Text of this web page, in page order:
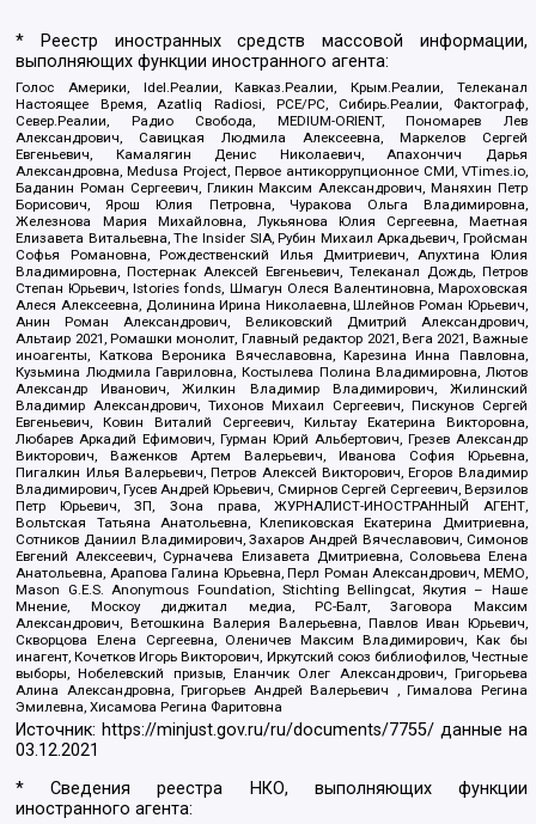
* Реестр иностранных средств массовой информации,
выполняющих функции иностранного агента:
Голос Америки, Idel.Реалии, Кавказ.Реалии, Крым.Реалии, Телеканал
Настоящее Время, Azatliq Radiosi, PCE/PC, Сибирь.Реалии, Фактограф,
Север.Реалии, Радио Свобода, MEDIUM-ORIENT, Пономарев Лев
Александрович, Савицкая Людмила Алексеевна, Маркелов Сергей
Евгеньевич, Камалягин Денис Николаевич, Апахончич Дарья
Александровна, Medusa Project, Первое антикоррупционное СМИ, VTimes.io,
Баданин Роман Сергеевич, Гликин Максим Александрович, Маняхин Петр
Борисович, Ярош Юлия Петровна, Чуракова Ольга Владимировна,
Железнова Мария Михайловна, Лукьянова Юлия Сергеевна, Маетная
Елизавета Витальевна, The Insider SIA, Рубин Михаил Аркадьевич, Гройсман
Софья Романовна, Рождественский Илья Дмитриевич, Апухтина Юлия
Владимировна, Постернак Алексей Евгеньевич, Телеканал Дождь, Петров
Степан Юрьевич, Istories fonds, Шмагун Олеся Валентиновна, Мароховская
Алеся Алексеевна, Долинина Ирина Николаевна, Шлейнов Роман Юрьевич,
Анин Роман Александрович, Великовский Дмитрий Александрович,
Альтаир 2021, Ромашки монолит, Главный редактор 2021, Вега 2021, Важные
иноагенты, Каткова Вероника Вячеславовна, Карезина Инна Павловна,
Кузьмина Людмила Гавриловна, Костылева Полина Владимировна, Лютов
Александр Иванович, Жилкин Владимир Владимирович, Жилинский
Владимир Александрович, Тихонов Михаил Сергеевич, Пискунов Сергей
Евгеньевич, Ковин Виталий Сергеевич, Кильтау Екатерина Викторовна,
Любарев Аркадий Ефимович, Гурман Юрий Альбертович, Грезев Александр
Викторович, Важенков Артем Валерьевич, Иванова София Юрьевна,
Пигалкин Илья Валерьевич, Петров Алексей Викторович, Егоров Владимир
Владимирович, Гусев Андрей Юрьевич, Смирнов Сергей Сергеевич, Верзилов
Петр Юрьевич, ЗП, Зона права, ЖУРНАЛИСТ-ИНОСТРАННЫЙ АГЕНТ,
Вольтская Татьяна Анатольевна, Клепиковская Екатерина Дмитриевна,
Сотников Даниил Владимирович, Захаров Андрей Вячеславович, Симонов
Евгений Алексеевич, Сурначева Елизавета Дмитриевна, Соловьева Елена
Анатольевна, Арапова Галина Юрьевна, Перл Роман Александрович, МЕМО,
Mason G.E.S. Anonymous Foundation, Stichting Bellingcat, Якутия – Наше
Мнение, Москоу диджитал медиа, РС-Балт, Заговора Максим
Александрович, Ветошкина Валерия Валерьевна, Павлов Иван Юрьевич,
Скворцова Елена Сергеевна, Оленичев Максим Владимирович, Как бы
инагент, Кочетков Игорь Викторович, Иркутский союз библиофилов, Честные
выборы, Нобелевский призыв, Еланчик Олег Александрович, Григорьева
Алина Александровна, Григорьев Андрей Валерьевич , Гималова Регина
Эмилевна, Хисамова Регина Фаритовна
Источник: https://minjust.gov.ru/ru/documents/7755/ данные на
03.12.2021
* Сведения реестра НКО, выполняющих функции
иностранного агента: